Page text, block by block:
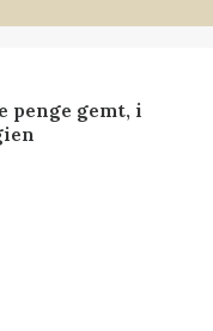
penge gemt, i